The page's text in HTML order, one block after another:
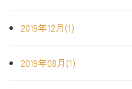
2019年12月(1)
2019年08月(1)